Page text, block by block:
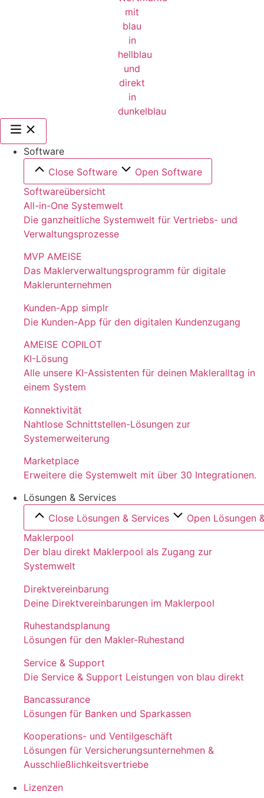
Software
Close Software
Open Software
Softwareübersicht
All-in-One Systemwelt
Die ganzheitliche Systemwelt für Vertriebs- und
Verwaltungsprozesse
MVP AMEISE
Das Maklerverwaltungsprogramm für digitale
Maklerunternehmen
Kunden-App simplr
Die Kunden-App für den digitalen Kundenzugang
AMEISE COPILOT
KI-Lösung
Alle unsere KI-Assistenten für deinen Makleralltag in
einem System
Konnektivität
Nahtlose Schnittstellen-Lösungen zur
Systemerweiterung
Marketplace
Erweitere die Systemwelt mit über 30 Integrationen.
Lösungen & Services
Close Lösungen & Services
Open Lösungen
Maklerpool
Der blau direkt Maklerpool als Zugang zur
Systemwelt
Direktvereinbarung
Deine Direktvereinbarungen im Maklerpool
Ruhestandsplanung
Lösungen für den Makler-Ruhestand
Service & Support
Die Service & Support Leistungen von blau direkt
Bancassurance
Lösungen für Banken und Sparkassen
Kooperations- und Ventilgeschäft
Lösungen für Versicherungsunternehmen &
Ausschließlichkeitsvertriebe
Lizenzen